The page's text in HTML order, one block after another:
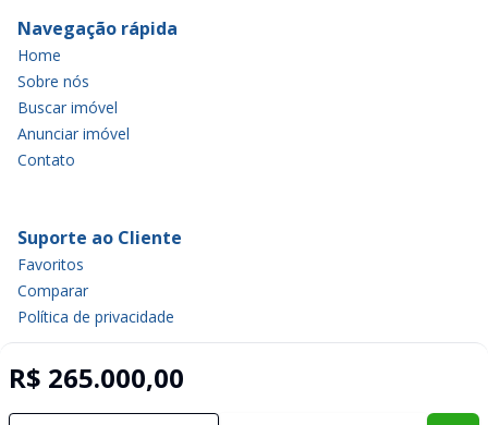
R$ 265.000,00
Navegação rápida
Home
Sobre nós
Buscar imóvel
Anunciar imóvel
Contato
Suporte ao Cliente
Favoritos
Comparar
Política de privacidade